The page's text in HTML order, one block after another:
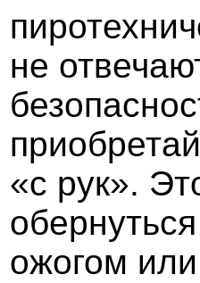
не
«с рук».
ожогом